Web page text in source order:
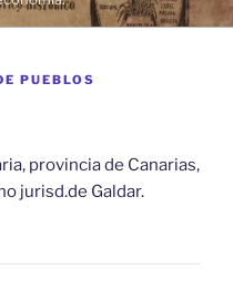
PUEBLOS
provincia de Canarias,
jurisd.de Galdar.